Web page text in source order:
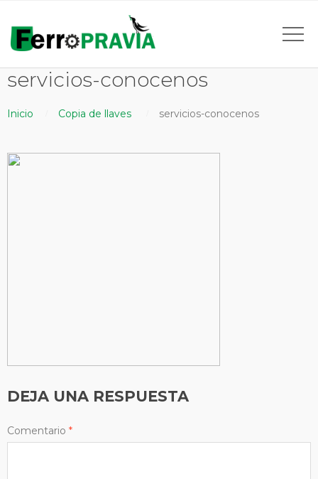
servicios-conocenos
Inicio Copia de llaves servicios-conocenos
DEJA UNA RESPUESTA
Comentario *